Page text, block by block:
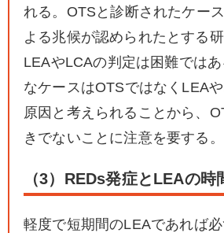
れる。OTSと診断されたケー
よる兆候が認められたとする研
LEAやLCAの判定は困難では
なケースはOTSではなくLEA
原因と考えられることから、
きでないことに注意を要する。
（3）REDs発症とLEAの時
軽度で短期間のLEAであれば